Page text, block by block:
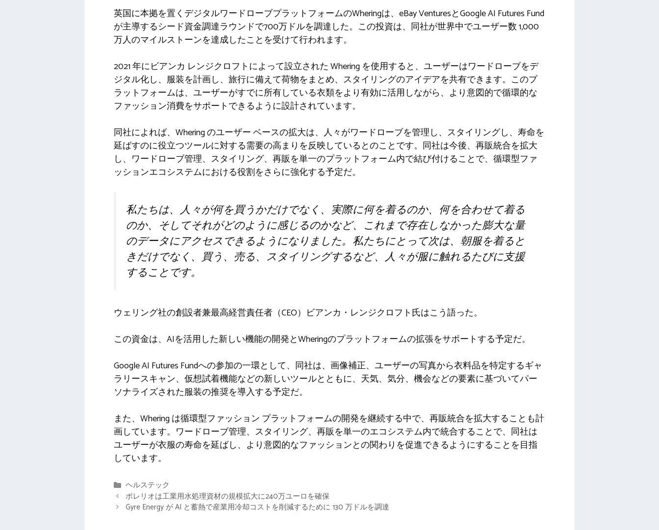
英国に本拠を置くデジタルワードローブプラットフォームのWheringは、eBay VenturesとGoogle AI Futures Fund
が主導するシード資金調達ラウンドで700万ドルを調達した。この投資は、同社が世界中でユーザー数 1,000
万人のマイルストーンを達成したことを受けて行われます。
2021 年にビアンカ レンジクロフトによって設立された Whering を使用すると、ユーザーはワードローブをデ
ジタル化し、服装を計画し、旅行に備えて荷物をまとめ、スタイリングのアイデアを共有できます。このプ
ラットフォームは、ユーザーがすでに所有している衣類をより有効に活用しながら、より意図的で循環的な
ファッション消費をサポートできるように設計されています。
同社によれば、Whering のユーザー ベースの拡大は、人々がワードローブを管理し、スタイリングし、寿命を
延ばすのに役立つツールに対する需要の高まりを反映しているとのことです。同社は今後、再販統合を拡大
し、ワードローブ管理、スタイリング、再販を単一のプラットフォーム内で結び付けることで、循環型ファ
ッションエコシステムにおける役割をさらに強化する予定だ。
私たちは、人々が何を買うかだけでなく、実際に何を着るのか、何を合わせて着る
のか、そしてそれがどのように感じるのかなど、これまで存在しなかった膨大な量
のデータにアクセスできるようになりました。私たちにとって次は、朝服を着ると
きだけでなく、買う、売る、スタイリングするなど、人々が服に触れるたびに支援
することです。
ウェリング社の創設者兼最高経営責任者（CEO）ビアンカ・レンジクロフト氏はこう語った。
この資金は、AIを活用した新しい機能の開発とWheringのプラットフォームの拡張をサポートする予定だ。
Google AI Futures Fundへの参加の一環として、同社は、画像補正、ユーザーの写真から衣料品を特定するギャ
ラリースキャン、仮想試着機能などの新しいツールとともに、天気、気分、機会などの要素に基づいてパー
ソナライズされた服装の推奨を導入する予定だ。
また、Whering は循環型ファッション プラットフォームの開発を継続する中で、再販統合を拡大することも計
画しています。ワードローブ管理、スタイリング、再販を単一のエコシステム内で統合することで、同社は
ユーザーが衣服の寿命を延ばし、より意図的なファッションとの関わりを促進できるようにすることを目指
しています。
カ
テ
ゴ
ヘルステック
ポレリオは工業用水処理資材の規模拡大に240万ユーロを確保
Gyre Energy が AI と蓄熱で産業用冷却コストを削減するために 130 万ドルを調達